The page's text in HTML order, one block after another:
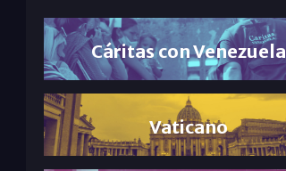
Cáritas con Venezuela
Vaticano